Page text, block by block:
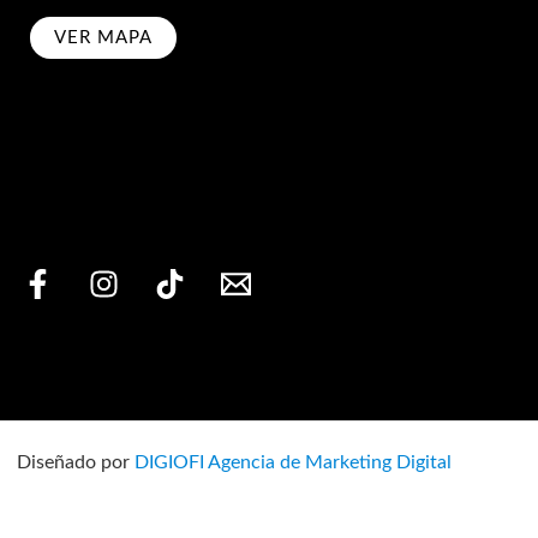
VER MAPA
Diseñado por DIGIOFI Agencia de Marketing Digital